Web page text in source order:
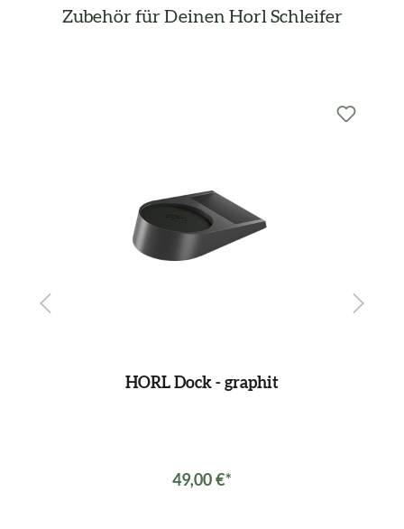
Zubehör für Deinen Horl Schleifer
HORL Dock - graphit
49,00 €*